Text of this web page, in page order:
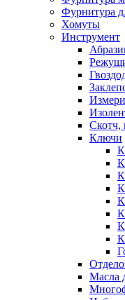
Фурнитура
Хомуты
Инструмент
Скотч,
Ключи
Масла